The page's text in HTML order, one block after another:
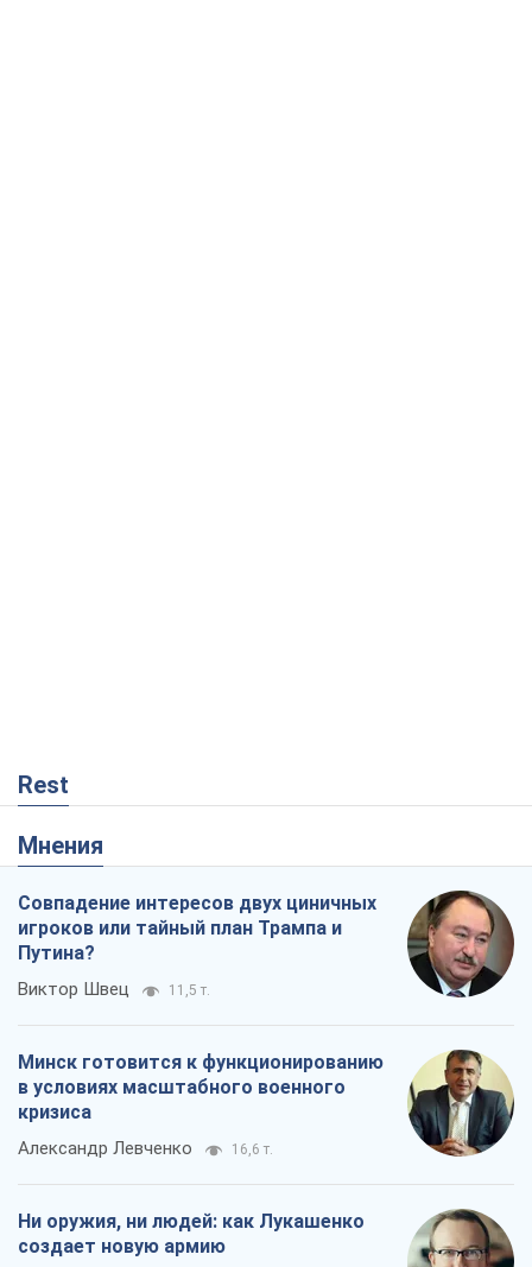
Rest
Мнения
Совпадение интересов двух циничных
игроков или тайный план Трампа и
Путина?
Виктор Швец 11,5 т.
Минск готовится к функционированию
в условиях масштабного военного
кризиса
Александр Левченко 16,6 т.
Ни оружия, ни людей: как Лукашенко
создает новую армию